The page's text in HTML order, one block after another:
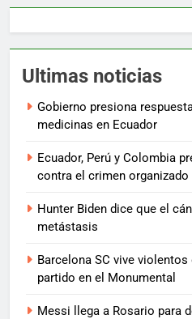
Ultimas noticias
Gobierno presiona
medicinas en Ecuador
Ecuador, Perú y Colombia
contra el crimen organizado
Hunter Biden dice que el
metástasis
Barcelona SC vive
partido en el Monumental
Messi llega a Rosario para